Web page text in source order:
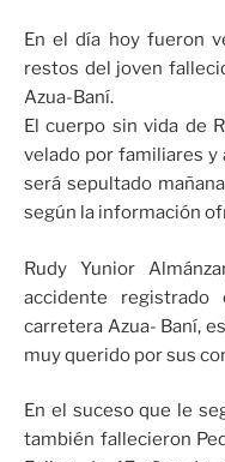
En el día hoy fueron
restos del joven
Azua-Baní.
El cuerpo sin vida de
velado por familiares y
será sepultado
según la información
Rudy Yunior
accidente
carretera Azua- Baní,
muy querido por sus
En el suceso que le
también fallecieron